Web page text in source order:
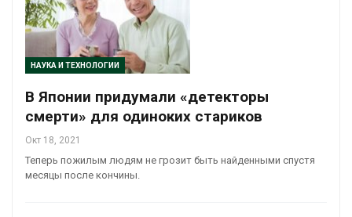
НАУКА И ТЕХНОЛОГИИ
В Японии придумали «детекторы
смерти» для одиноких стариков
Окт 18, 2021
Теперь пожилым людям не грозит быть найденными спустя
месяцы после кончины.